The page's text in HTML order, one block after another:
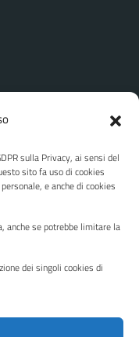
sulla Privacy, ai sensi del
sito fa uso di cookies
e anche di cookies
anche se potrebbe limitare la
dei singoli cookies di